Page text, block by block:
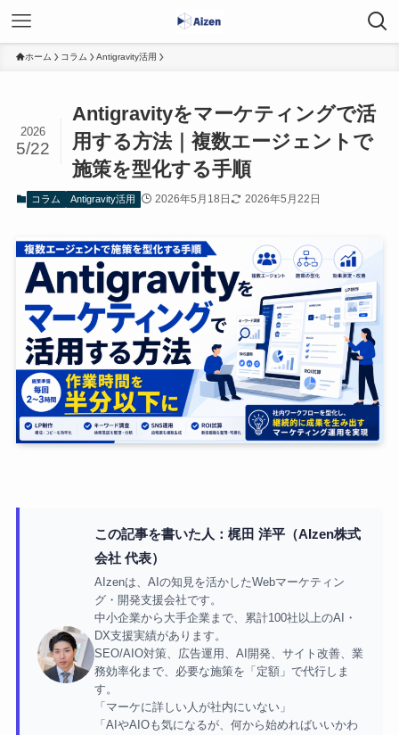
ホーム コラム Antigravity活用
Antigravityをマーケティングで活
用する方法｜複数エージェントで
施策を型化する手順
2026
5/22
コラム Antigravity活用 2026年5月18日 2026年5月22日
この記事を書いた人：梶田 洋平（AIzen株式
会社 代表）
AIzenは、AIの知見を活かしたWebマーケティン
グ・開発支援会社です。
中小企業から大手企業まで、累計100社以上のAI・
DX支援実績があります。
SEO/AIO対策、広告運用、AI開発、サイト改善、業
務効率化まで、必要な施策を「定額」で代行しま
す。
「マーケに詳しい人が社内にいない」
「AIやAIOも気になるが、何から始めればいいかわ